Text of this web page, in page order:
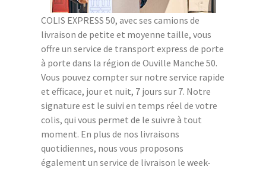
COLIS EXPRESS 50, avec ses camions de
livraison de petite et moyenne taille, vous
offre un service de transport express de porte
à porte dans la région de Ouville Manche 50.
Vous pouvez compter sur notre service rapide
et efficace, jour et nuit, 7 jours sur 7. Notre
signature est le suivi en temps réel de votre
colis, qui vous permet de le suivre à tout
moment. En plus de nos livraisons
quotidiennes, nous vous proposons
également un service de livraison le week-